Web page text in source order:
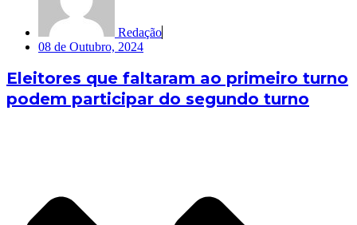
Redação
08 de Outubro, 2024
Eleitores que faltaram ao primeiro turno
podem participar do segundo turno